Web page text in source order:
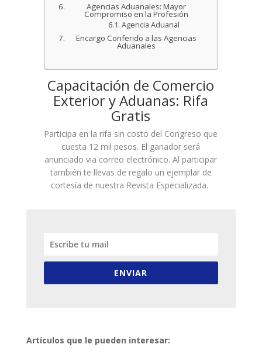
Agencias Aduanales: Mayor
Compromiso en la Profesión
Agencia Aduanal
Encargo Conferido a las Agencias
Aduanales
Capacitación de Comercio
Exterior y Aduanas: Rifa
Gratis
Participa en la rifa sin costo del Congreso que
cuesta 12 mil pesos. El ganador será
anunciado via correo electrónico. Al participar
también te llevas de regalo un ejemplar de
cortesía de nuestra Revista Especializada.
ENVIAR
Artículos que le pueden interesar: